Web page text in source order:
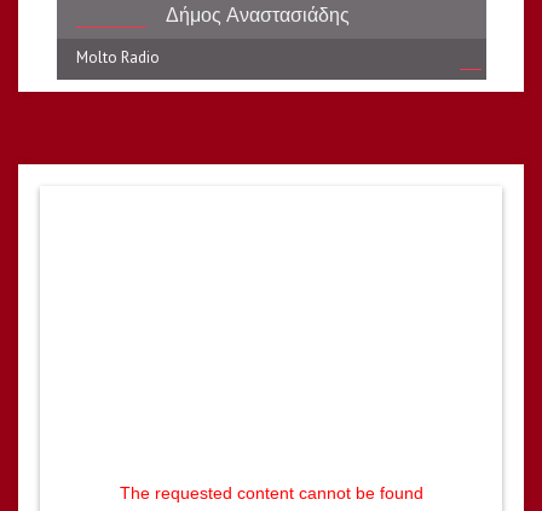
Δήμος Αναστασιάδης
Molto Radio
The requested content cannot be found